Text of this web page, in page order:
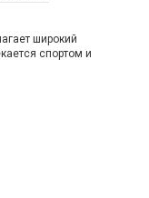
широкий
спортом и